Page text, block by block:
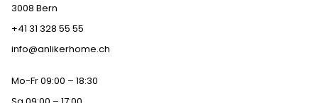
3008 Bern
+41 31 328 55 55
info@anlikerhome.ch
Mo-Fr 09:00 – 18:30